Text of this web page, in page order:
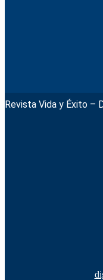
Revista Vida y Éxito –